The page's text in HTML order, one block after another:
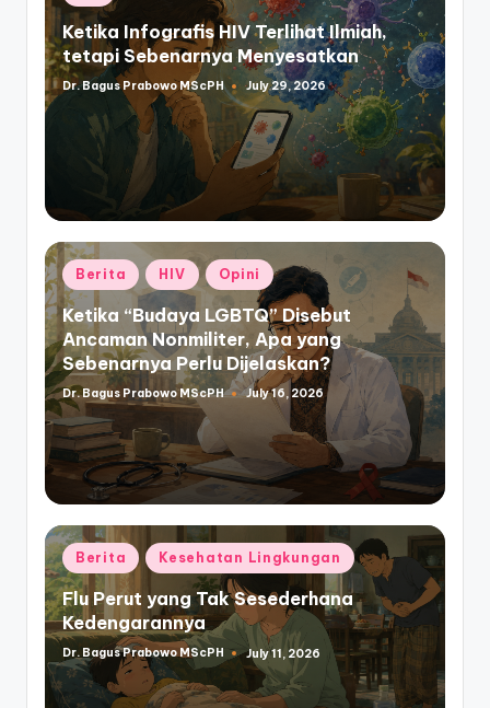
in
Ketika Infografis HIV Terlihat Ilmiah,
tetapi Sebenarnya Menyesatkan
Posted
Dr. Bagus Prabowo MScPH July 29, 2026
Posted
in
Berita HIV Opini
Ketika “Budaya LGBTQ” Disebut
Ancaman Nonmiliter, Apa yang
Sebenarnya Perlu Dijelaskan?
Posted
by
Dr. Bagus Prabowo MScPH July 16, 2026
Posted
in
Berita Kesehatan Lingkungan
Flu Perut yang Tak Sesederhana
Kedengarannya
Posted
by
Dr. Bagus Prabowo MScPH July 11, 2026